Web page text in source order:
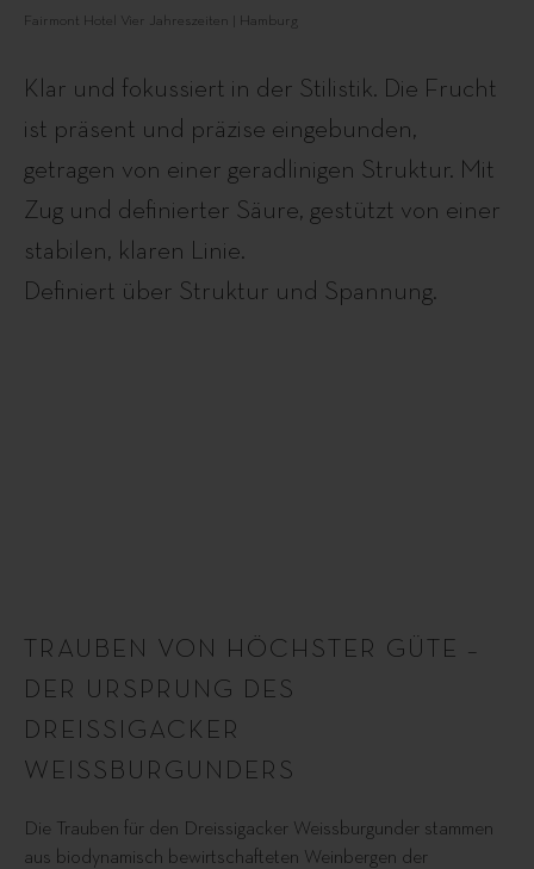
Fairmont Hotel Vier Jahreszeiten | Hamburg
Klar und fokussiert in der Stilistik. Die Frucht
ist präsent und präzise eingebunden,
getragen von einer geradlinigen Struktur. Mit
Zug und definierter Säure, gestützt von einer
stabilen, klaren Linie.
Definiert über Struktur und Spannung.
TRAUBEN VON HÖCHSTER GÜTE –
DER URSPRUNG DES
DREISSIGACKER
WEISSBURGUNDERS
Die Trauben für den Dreissigacker Weissburgunder stammen
aus biodynamisch bewirtschafteten Weinbergen der